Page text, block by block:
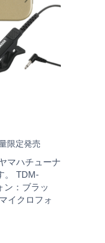
限定発売
マハチューナ
。 TDM-
ン：ブラッ
イクロフォ